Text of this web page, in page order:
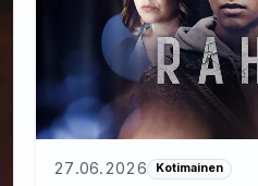
27.06.2026 Kotimainen